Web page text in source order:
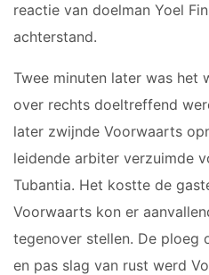
JO10-3
JO10-4 JM
JO10-6 JM
JO10-7
JO10-8JM
JO11-1
JO11-2
JO11-3JM
JO11-4 JM
JO12-1
reactie van doelman Yoel
achterstand.
Twee minuten later was het
over rechts doeltreffend
later zwijnde Voorwaarts
leidende arbiter verzuimde
Tubantia. Het kostte de
Voorwaarts kon er
tegenover stellen. De ploeg
en pas slag van rust werd